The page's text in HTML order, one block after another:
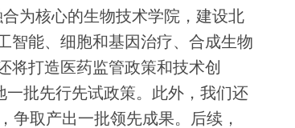
为核心的生物技术学院，建设北
智能、细胞和基因治疗、合成生物
将打造医药监管政策和技术创
一批先行先试政策。此外，我们还
争取产出一批领先成果。后续，